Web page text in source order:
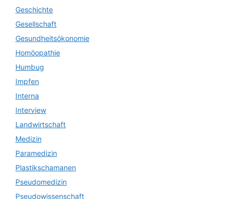
Geschichte
Gesellschaft
Gesundheitsökonomie
Homöopathie
Humbug
Impfen
Interna
Interview
Landwirtschaft
Medizin
Paramedizin
Plastikschamanen
Pseudomedizin
Pseudowissenschaft